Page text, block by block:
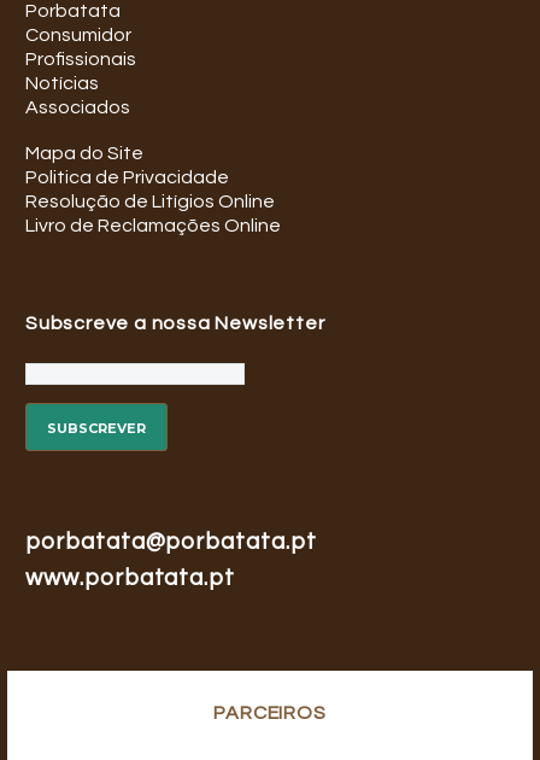
Porbatata
Consumidor
Profissionais
Notícias
Associados
Mapa do Site
Politica de Privacidade
Resolução de Litígios Online
Livro de Reclamações Online
Subscreve a nossa Newsletter
porbatata@porbatata.pt
www.porbatata.pt
PARCEIROS